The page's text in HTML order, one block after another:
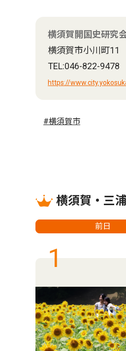
横須賀開国史研究
横須賀市小川町11
TEL:046-822-9478
https://
#横須賀市
横須賀・三
前日
1